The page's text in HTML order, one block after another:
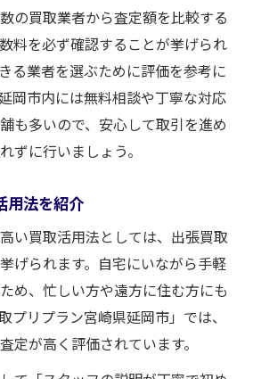
の買取業者から査定額を比較する
料を必ず確認することが挙げられ
る業者を選ぶために評価を参考に
岡市内には無料相談や丁寧な対応
も多いので、安心して取引を進め
ずに行いましょう。
用法を紹介
い買取活用法としては、出張買取
げられます。自宅にいながら手軽
め、忙しい方や遠方に住む方にも
プリプラン宮崎県延岡市」では、
定が高く評価されています。